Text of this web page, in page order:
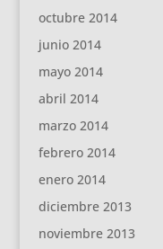
octubre 2014
junio 2014
mayo 2014
abril 2014
marzo 2014
febrero 2014
enero 2014
diciembre 2013
noviembre 2013